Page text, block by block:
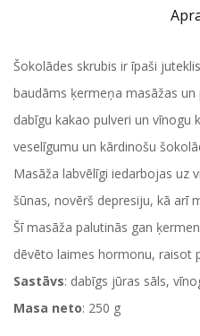
Šokolādes skrubis ir īpaši
baudāms ķermeņa masāžas
dabīgu kakao pulveri un vīnogu
veselīgumu un kārdinošu
Masāža labvēlīgi iedarbojas uz
šūnas, novērš depresiju, kā arī
Šī masāža palutinās gan
dēvēto laimes hormonu, raisot
Sastāvs: dabīgs jūras sāls,
Masa neto: 250 g